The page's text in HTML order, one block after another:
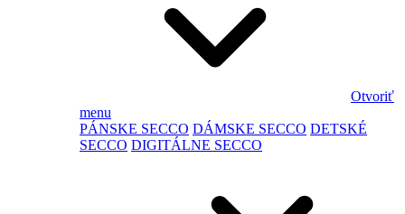
Otvoriť
menu
PÁNSKE SECCO DÁMSKE SECCO DETSKÉ
SECCO DIGITÁLNE SECCO